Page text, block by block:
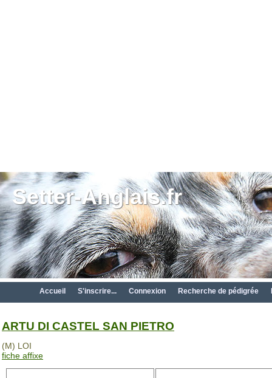
Setter-Anglais.fr
Accueil S'inscrire... Connexion Recherche de pédigrée
ARTU DI CASTEL SAN PIETRO
(M) LOI
fiche affixe